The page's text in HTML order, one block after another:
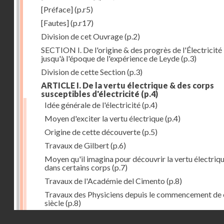
[Préface](p.r5)
[Fautes](p.r17)
Division de cet Ouvrage(p.2)
SECTION I. De l'origine & des progrès de l'Électricité
jusqu'à l'époque de l'expérience de Leyde(p.3)
Division de cette Section(p.3)
ARTICLE I. De la vertu électrique & des corps
susceptibles d'électricité (p.4)
Idée générale de l'électricité(p.4)
Moyen d'exciter la vertu électrique(p.4)
Origine de cette découverte(p.5)
Travaux de Gilbert(p.6)
Moyen qu'il imagina pour découvrir la vertu
dans certains corps (p.7)
Travaux de l'Académie del Cimento (p.8)
Travaux des Physiciens depuis le commencement de
siècle(p.8)